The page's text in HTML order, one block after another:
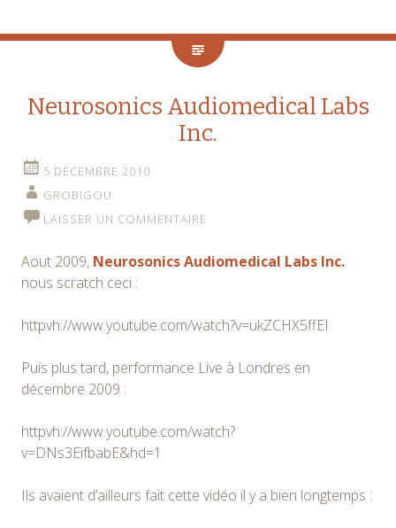
Neurosonics Audiomedical Labs
Inc.
5 DÉCEMBRE 2010
GROBIGOU
LAISSER UN COMMENTAIRE
Aout 2009, Neurosonics Audiomedical Labs Inc.
nous scratch ceci :
httpvh://www.youtube.com/watch?v=ukZCHX5ffEI
Puis plus tard, performance Live à Londres en
décembre 2009 :
httpvh://www.youtube.com/watch?
v=DNs3EifbabE&hd=1
Ils avaient d’ailleurs fait cette vidéo il y a bien longtemps :